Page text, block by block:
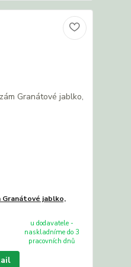
Granátové jablko,
u dodavatele -
naskladníme do 3
pracovních dnů